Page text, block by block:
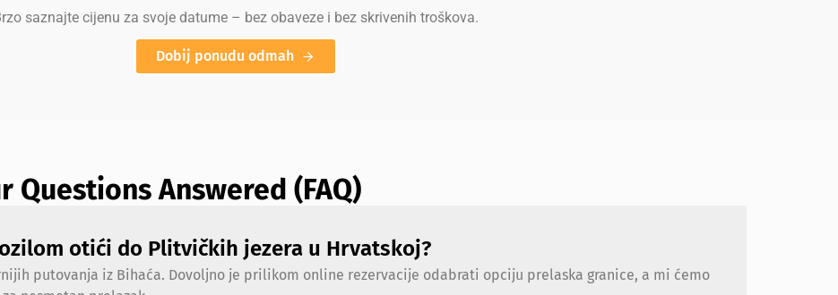
saznajte cijenu za svoje datume – bez obaveze i bez skrivenih troškova.
Dobij ponudu odmah
Questions Answered (FAQ)
otići do Plitvičkih jezera u Hrvatskoj?
putovanja iz Bihaća. Dovoljno je prilikom online rezervacije odabrati opciju prelaska granice, a mi ćemo